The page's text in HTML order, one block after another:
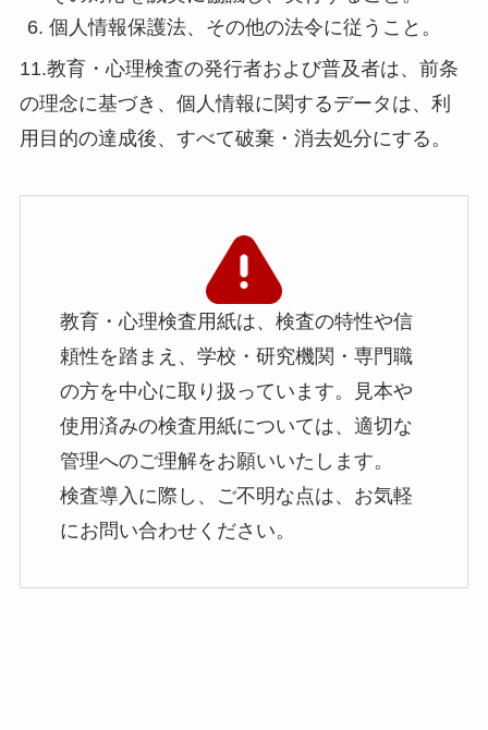
個人情報保護法、その他の法令に従うこと。
11.教育・心理検査の発行者および普及者は、前条
の理念に基づき、個人情報に関するデータは、利
用目的の達成後、すべて破棄・消去処分にする。
教育・心理検査用紙は、検査の特性や信
頼性を踏まえ、学校・研究機関・専門職
の方を中心に取り扱っています。見本や
使用済みの検査用紙については、適切な
管理へのご理解をお願いいたします。
検査導入に際し、ご不明な点は、お気軽
にお問い合わせください。